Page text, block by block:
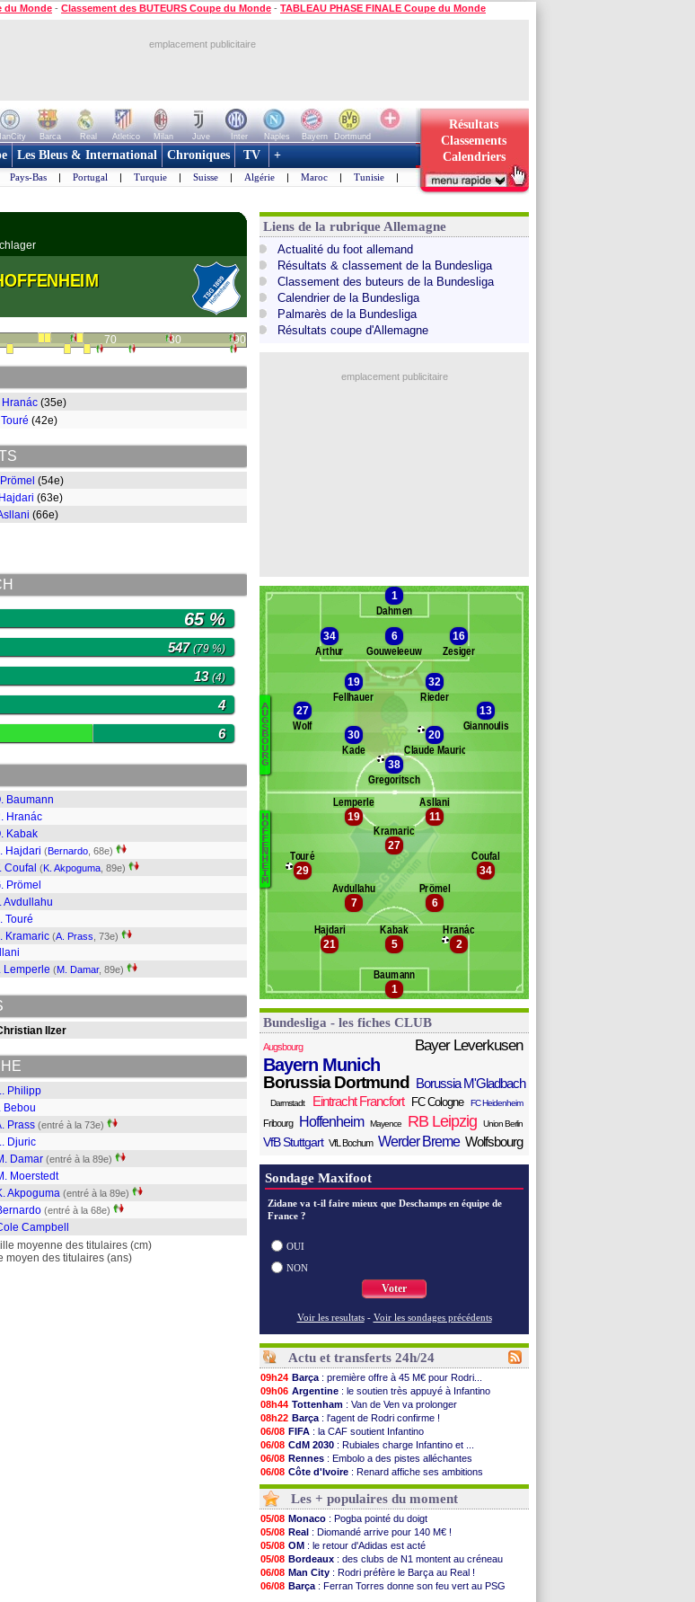
du Monde - Classement des BUTEURS Coupe du Monde - TABLEAU PHASE FINALE Coupe du Monde
emplacement publicitaire
Barca Real Atletico Milan Juve Inter Naples Bayern
Dortmund
Résultats
Classements
Calendriers
Les Bleus & International Chroniques TV +
Pays-Bas | Portugal | Turquie | Suisse | Algérie | Maroc | Tunisie |
60 70 80 90
Hranác (35e)
Touré (42e)
(54e)
(63e)
(66e)
65 %
547(79 %)
13(4)
4
6
Baumann
Hranác
Kabak
Hajdari (Bernardo , 68e)
Coufal (K. Akpoguma , 89e)
Prömel
Avdullahu
Touré
Kramaric (A. Prass , 73e)
Lemperle (M. Damar, 89e)
Ilzer
Philipp
I. Bebou
Prass (entré à la 73e)
Djuric
Damar (entré à la 89e)
Moerstedt
Akpoguma (entré à la 89e)
(entré à la 68e)
Campbell
moyenne des titulaires (cm)
moyen des titulaires (ans)
Liens de la rubrique Allemagne
Actualité du foot allemand
Résultats & classement de la Bundesliga
Classement des buteurs de la Bundesliga
Calendrier de la Bundesliga
Palmarès de la Bundesliga
Résultats coupe d'Allemagne
emplacement publicitaire
Banc des remplaçants Augsbourg
Ogundu
Banks
Gharbi
Rexhbecaj
Klein
A
U
G
S
B
O
U
R
G
Banc des remplaçantsHoffenheim
Bernardo
Akpoguma
Moerstedt
Damar
H
O
F
F
E
N
H
E
I
M
1
Dahmen
34
Arthur
6
Gouweleeuw
16
Zesiger
19
Fellhauer
32
Rieder
27
Wolf
13
Giannoulis
30
Kade
20
Claude Maurice
38
Gregoritsch
1
Baumann
2
Hranác
5
Kabak
21
Hajdari
6
Prömel
7
Avdullahu
34
Coufal
29
Touré
27
Kramaric
11
Asllani
19
Lemperle
Bundesliga - les fiches CLUB
Augsbourg Bayer Leverkusen
Bayern Munich
Borussia Dortmund Borussia M'Gladbach
Darmstadt Eintracht Francfort FC Cologne FC Heidenheim
Fribourg Hoffenheim Mayence RB Leipzig Union Berlin
VfB Stuttgart VfL Bochum Werder Breme Wolfsbourg
Sondage Maxifoot
Zidane va t-il faire mieux que Deschamps en équipe de
France ?
OUI
NON
Voter
Voir les resultats - Voir les sondages précédents
Actu et transferts 24h/24
09h24 Barça : première offre à 45 M€ pour Rodri...
09h06 Argentine : le soutien très appuyé à Infantino
08h44 Tottenham : Van de Ven va prolonger
08h22 Barça : l'agent de Rodri confirme !
06/08 FIFA : la CAF soutient Infantino
06/08 CdM 2030 : Rubiales charge Infantino et ...
06/08 Rennes : Embolo a des pistes alléchantes
06/08 Côte d'Ivoire : Renard affiche ses ambitions
06/08 Rennes: Haise confirme pour Aït Boudlal
06/08
Man City: Trafford à Leeds pour 47 M€ (off...
06/08 Man Utd: Zirkzee vers la Juventus ?
06/08 Amical: Monaco s'impose contre Getafe
06/08 Nantes: Der Zakarian et sa relation avec Kita
06/08 OM : le club prêt à libérer Kondogbia ?
06/08 Monaco: le message touchant d'Akliouche
06/08 FIFA: Tebas en remet une couche
06/08 FIFA: l'UEFA maintient la pression
Les + populaires du moment
05/08 Monaco : Pogba pointé du doigt
05/08 Real : Diomandé arrive pour 140 M€ !
05/08 OM : le retour d'Adidas est acté
05/08 Bordeaux : des clubs de N1 montent au créneau
06/08 Man City : Rodri préfère le Barça au Real !
06/08 Barça : Ferran Torres donne son feu vert au PSG